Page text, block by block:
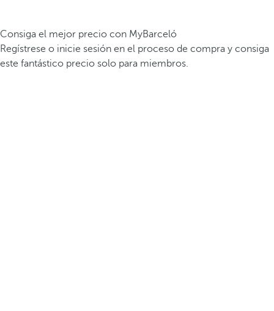
Consiga el mejor precio con MyBarceló
Regístrese o inicie sesión en el proceso de compra y consiga
este fantástico precio solo para miembros.